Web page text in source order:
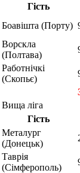
Гість
Боавішта (Порту)
Ворскла
(Полтава)
Работнічкі
(Скопьє)
Вища ліга
Гість
Металург
(Донецьк)
Таврія
(Сімферополь)